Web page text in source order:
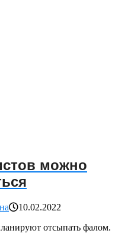
можно
10.02.2022
отсыпать фалом.